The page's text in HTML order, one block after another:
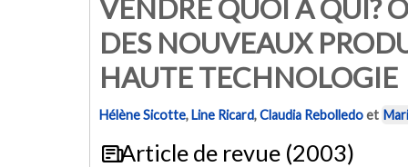
VENDRE QUOI À QUI?
DES NOUVEAUX
HAUTE TECHNOLOGIE
Hélène Sicotte,Line Ricard,Claudia Rebolledoet
Article de revue (2003)